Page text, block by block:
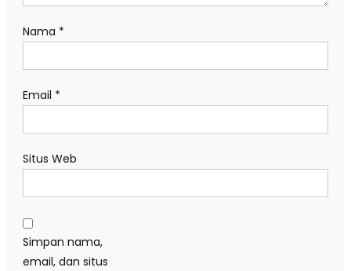
Nama *
Email *
Situs Web
Simpan nama,
email, dan situs